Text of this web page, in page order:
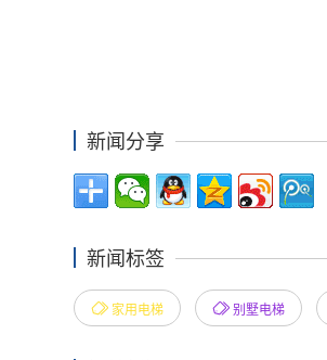
新闻分享
新闻标签
家用电梯 别墅电梯